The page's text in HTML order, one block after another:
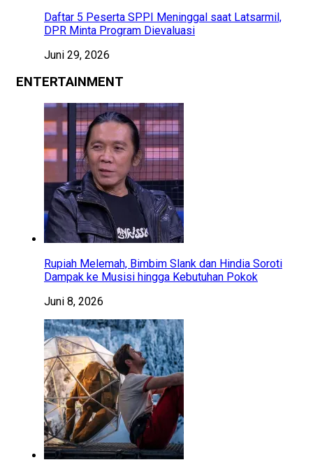
Daftar 5 Peserta SPPI Meninggal saat Latsarmil,
DPR Minta Program Dievaluasi
Juni 29, 2026
ENTERTAINMENT
Rupiah Melemah, Bimbim Slank dan Hindia Soroti
Dampak ke Musisi hingga Kebutuhan Pokok
Juni 8, 2026